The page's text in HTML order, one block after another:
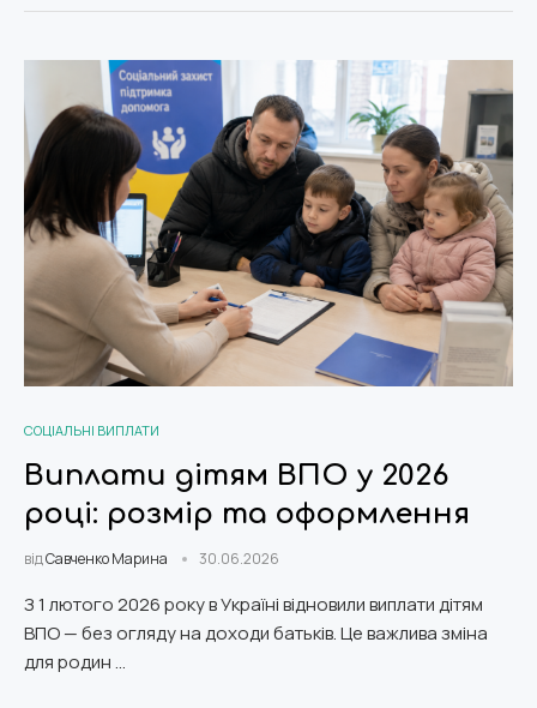
СОЦІАЛЬНІ ВИПЛАТИ
Виплати дітям ВПО у 2026
році: розмір та оформлення
відСавченко Марина 30.06.2026
З 1 лютого 2026 року в Україні відновили виплати дітям
ВПО — без огляду на доходи батьків. Це важлива зміна
для родин …